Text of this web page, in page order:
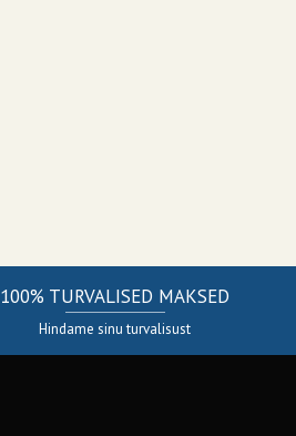
100% TURVALISED MAKSED
Hindame sinu turvalisust